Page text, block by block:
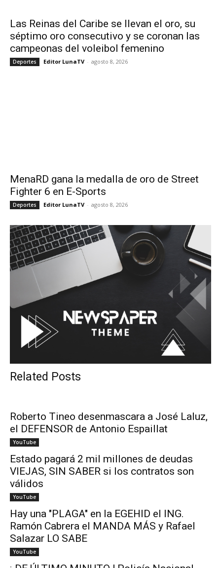
Las Reinas del Caribe se llevan el oro, su
séptimo oro consecutivo y se coronan las
campeonas del voleibol femenino
Deportes Editor LunaTV - agosto 8, 2026
MenaRD gana la medalla de oro de Street
Fighter 6 en E-Sports
Deportes Editor LunaTV - agosto 8, 2026
Related Posts
Roberto Tineo desenmascara a José Laluz,
el DEFENSOR de Antonio Espaillat
YouTube
Estado pagará 2 mil millones de deudas
VIEJAS, SIN SABER si los contratos son
válidos
YouTube
Hay una "PLAGA" en la EGEHID el ING.
Ramón Cabrera el MANDA MÁS y Rafael
Salazar LO SABE
YouTube